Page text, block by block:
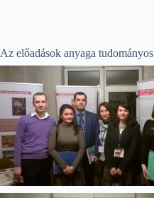
Az előadások anyaga tudományos